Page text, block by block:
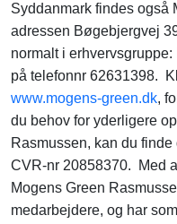
Syddanmark findes også
adressen Bøgebjergvej
normalt i
på telefonnr 62631398.
www.mogens-green.dk,
du behov for yderligere
Rasmussen, kan du
CVR-nr 20858370. Med
Mogens Green
medarbejdere, og har